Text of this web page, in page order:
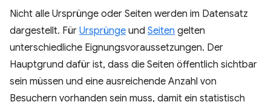
Nicht alle Ursprünge oder Seiten werden im Datensatz
dargestellt. Für Ursprünge und Seiten gelten
unterschiedliche Eignungsvoraussetzungen. Der
Hauptgrund dafür ist, dass die Seiten öffentlich sichtbar
sein müssen und eine ausreichende Anzahl von
Besuchern vorhanden sein muss, damit ein statistisch